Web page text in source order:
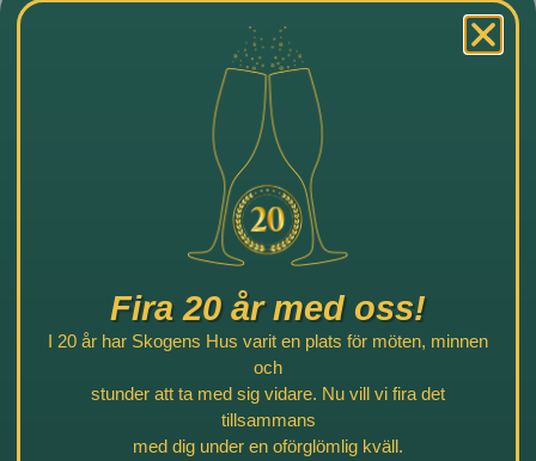
19.00 – Nu väntar en härlig middag från skogens skafferi
Hör av dig för mer information.
Tillbaka
Bokningsförfrågan
Fler aktiviteter
Fira 20 år med oss!
I 20 år har Skogens Hus varit en plats för möten, minnen
och
stunder att ta med sig vidare. Nu vill vi fira det
tillsammans
med dig under en oförglömlig kväll.